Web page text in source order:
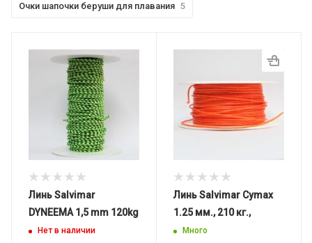
Очки шапочки беруши для плавания 5
Линь Salvimar
DYNEEMA 1,5 mm 120kg
Нет в наличии
Линь Salvimar Cymax
1.25 мм., 210 кг.,
Много